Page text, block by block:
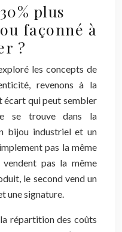
plus
façonné à
?
les concepts de
revenons à la
écart qui peut sembler
se trouve dans la
bijou industriel et un
pas la même
pas la même
le second vend un
une signature.
répartition des coûts